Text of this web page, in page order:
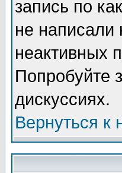
запись по
не написали
неактивных
Попробуйте
дискуссиях.
Вернуться к